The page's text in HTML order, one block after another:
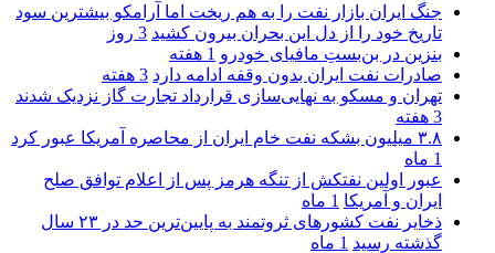
جنگ ایران بازار نفت را به هم ریخت اما آرامکو بیشترین سود
تاریخ خود را از دل این بحران بیرون کشید 3 روز
بنزین در بن‌بستِ مافیای خودرو 1 هفته
صادرات نفت ایران بدون وقفه ادامه دارد 3 هفته
تهران و مسکو به نهایی‌سازی قرارداد تجارت گاز نزدیک شدند
3 هفته
۳.۸ میلیون بشکه نفت خام ایران از محاصره آمریکا عبور کرد
1 ماه
عبور اولین نفتکش از تنگه هرمز پس از اعلام توافق صلح
ایران و آمریکا 1 ماه
ذخایر نفت کشورهای ثروتمند به پایین‌ترین حد در ۲۳ سال
گذشته رسید 1 ماه